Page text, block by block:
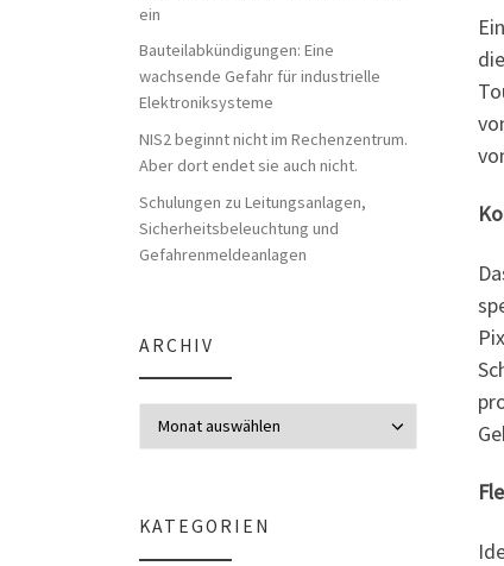
ein
Bauteilabkündigungen: Eine
wachsende Gefahr für industrielle
Elektroniksysteme
NIS2 beginnt nicht im Rechenzentrum.
Aber dort endet sie auch nicht.
Schulungen zu Leitungsanlagen,
Sicherheitsbeleuchtung und
Gefahrenmeldeanlagen
ARCHIV
KATEGORIEN